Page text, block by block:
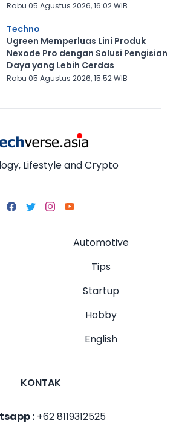
Rabu 05 Agustus 2026, 16:02 WIB
Techno
Ugreen Memperluas Lini Produk
Nexode Pro dengan Solusi Pengisian
Daya yang Lebih Cerdas
Rabu 05 Agustus 2026, 15:52 WIB
Lifestyle and Crypto
Automotive
Tips
Startup
Hobby
English
KONTAK
: +62 8119312525